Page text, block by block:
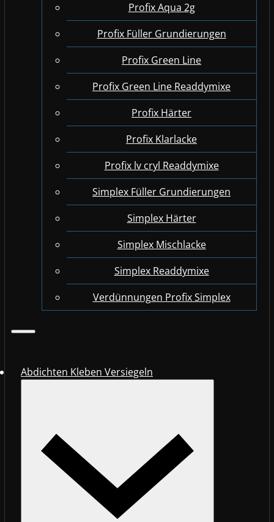
Profix Aqua 2g
Profix Füller Grundierungen
Profix Green Line
Profix Green Line Readdymixe
Profix Härter
Profix Klarlacke
Profix lv cryl Readdymixe
Simplex Füller Grundierungen
Simplex Härter
Simplex Mischlacke
Simplex Readdymixe
Verdünnungen Profix Simplex
Abdichten Kleben Versiegeln